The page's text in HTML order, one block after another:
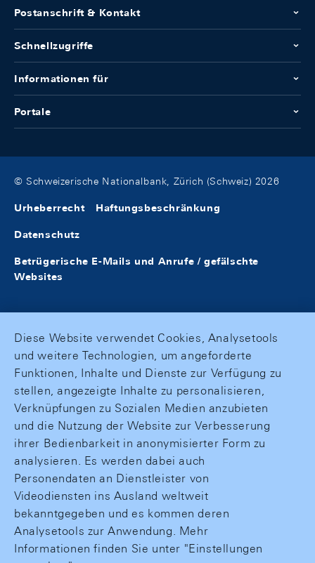
Postanschrift & Kontakt
Schnellzugriffe
Informationen für
Portale
© Schweizerische Nationalbank, Zürich (Schweiz) 2026
Urheberrecht Haftungsbeschränkung
Datenschutz
Betrügerische E-Mails und Anrufe / gefälschte
Websites
Diese Website verwendet Cookies, Analysetools
und weitere Technologien, um angeforderte
Funktionen, Inhalte und Dienste zur Verfügung zu
stellen, angezeigte Inhalte zu personalisieren,
Verknüpfungen zu Sozialen Medien anzubieten
und die Nutzung der Website zur Verbesserung
ihrer Bedienbarkeit in anonymisierter Form zu
analysieren. Es werden dabei auch
Personendaten an Dienstleister von
Videodiensten ins Ausland weltweit
bekanntgegeben und es kommen deren
Analysetools zur Anwendung. Mehr
Informationen finden Sie unter "Einstellungen